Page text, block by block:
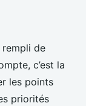
rempli de
c’est la
les points
priorités